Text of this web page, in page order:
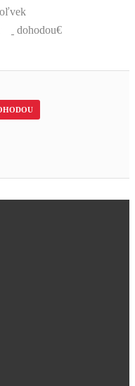
dohodou€